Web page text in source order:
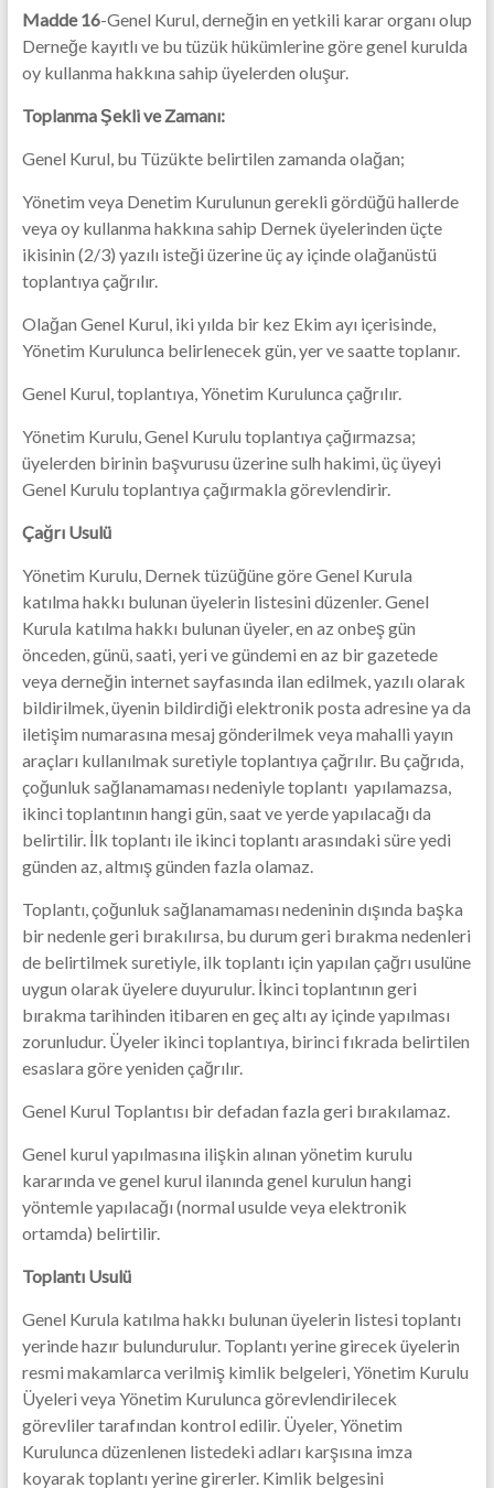
Madde 16-Genel Kurul, derneğin en yetkili karar organı olup
Derneğe kayıtlı ve bu tüzük hükümlerine göre genel kurulda
oy kullanma hakkına sahip üyelerden oluşur.
Toplanma Şekli ve Zamanı:
Genel Kurul, bu Tüzükte belirtilen zamanda olağan;
Yönetim veya Denetim Kurulunun gerekli gördüğü hallerde
veya oy kullanma hakkına sahip Dernek üyelerinden üçte
ikisinin (2/3) yazılı isteği üzerine üç ay içinde olağanüstü
toplantıya çağrılır.
Olağan Genel Kurul, iki yılda bir kez Ekim ayı içerisinde,
Yönetim Kurulunca belirlenecek gün, yer ve saatte toplanır.
Genel Kurul, toplantıya, Yönetim Kurulunca çağrılır.
Yönetim Kurulu, Genel Kurulu toplantıya çağırmazsa;
üyelerden birinin başvurusu üzerine sulh hakimi, üç üyeyi
Genel Kurulu toplantıya çağırmakla görevlendirir.
Çağrı Usulü
Yönetim Kurulu, Dernek tüzüğüne göre Genel Kurula
katılma hakkı bulunan üyelerin listesini düzenler. Genel
Kurula katılma hakkı bulunan üyeler, en az onbeş gün
önceden, günü, saati, yeri ve gündemi en az bir gazetede
veya derneğin internet sayfasında ilan edilmek, yazılı olarak
bildirilmek, üyenin bildirdiği elektronik posta adresine ya da
iletişim numarasına mesaj gönderilmek veya mahalli yayın
araçları kullanılmak suretiyle toplantıya çağrılır. Bu çağrıda,
çoğunluk sağlanamaması nedeniyle toplantı yapılamazsa,
ikinci toplantının hangi gün, saat ve yerde yapılacağı da
belirtilir. İlk toplantı ile ikinci toplantı arasındaki süre yedi
günden az, altmış günden fazla olamaz.
Toplantı, çoğunluk sağlanamaması nedeninin dışında başka
bir nedenle geri bırakılırsa, bu durum geri bırakma nedenleri
de belirtilmek suretiyle, ilk toplantı için yapılan çağrı usulüne
uygun olarak üyelere duyurulur. İkinci toplantının geri
bırakma tarihinden itibaren en geç altı ay içinde yapılması
zorunludur. Üyeler ikinci toplantıya, birinci fıkrada belirtilen
esaslara göre yeniden çağrılır.
Genel Kurul Toplantısı bir defadan fazla geri bırakılamaz.
Genel kurul yapılmasına ilişkin alınan yönetim kurulu
kararında ve genel kurul ilanında genel kurulun hangi
yöntemle yapılacağı (normal usulde veya elektronik
ortamda) belirtilir.
Toplantı Usulü
Genel Kurula katılma hakkı bulunan üyelerin listesi toplantı
yerinde hazır bulundurulur. Toplantı yerine girecek üyelerin
resmi makamlarca verilmiş kimlik belgeleri, Yönetim Kurulu
Üyeleri veya Yönetim Kurulunca görevlendirilecek
görevliler tarafından kontrol edilir. Üyeler, Yönetim
Kurulunca düzenlenen listedeki adları karşısına imza
koyarak toplantı yerine girerler. Kimlik belgesini